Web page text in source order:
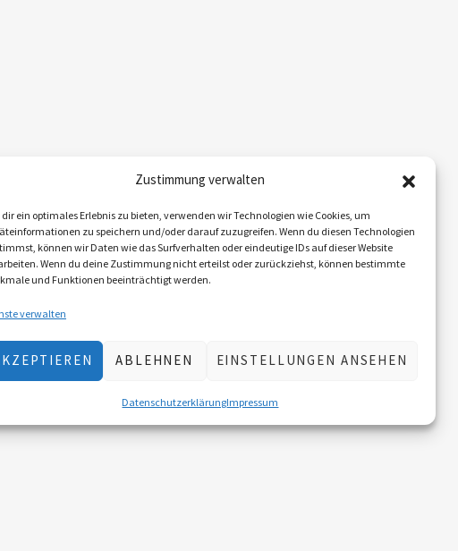
Zustimmung verwalten
ein optimales Erlebnis zu bieten, verwenden wir Technologien wie Cookies, um
zu speichern und/oder darauf zuzugreifen. Wenn du diesen Technologien
können wir Daten wie das Surfverhalten oder eindeutige IDs auf dieser Website
Wenn du deine Zustimmung nicht erteilst oder zurückziehst, können bestimmte
und Funktionen beeinträchtigt werden.
verwalten
ABLEHNEN EINSTELLUNGEN ANSEHEN
DatenschutzerklärungImpressum